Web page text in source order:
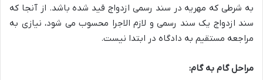
به شرطی که مهریه در سند رسمی ازدواج قید شده باشد. از آنجا که
سند ازدواج یک سند رسمی و لازم الاجرا محسوب می شود، نیازی به
مراجعه مستقیم به دادگاه در ابتدا نیست.
مراحل گام به گام: